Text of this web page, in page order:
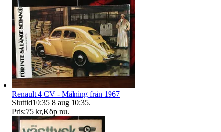
Renault 4 CV - Målning från 1967
Sluttid10:35 8 aug 10:35.
Pris:75 kr,Köp nu.